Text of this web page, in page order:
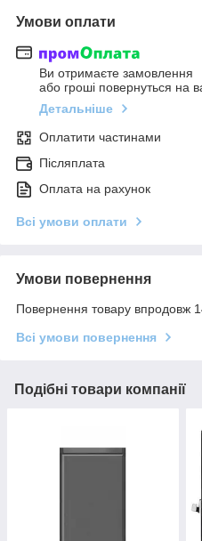
Умови оплати
Ви отримаєте замовлення
або гроші повернуться на
Детальніше
Оплатити частинами
Післяплата
Оплата на рахунок
Всі умови оплати
Умови повернення
Повернення товару впродовж
Всі умови повернення
Подібні товари компанії